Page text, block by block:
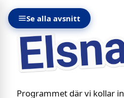
Se alla avsnitt
Programmet där vi kollar